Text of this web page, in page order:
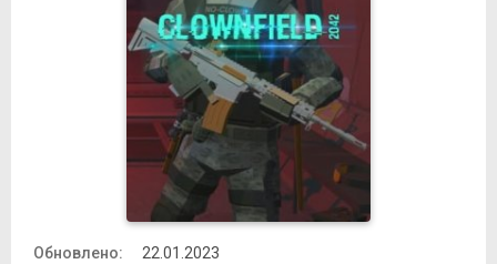
Обновлено:
22.01.2023